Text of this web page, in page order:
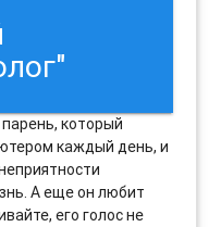
который
каждый день, и
А еще он любит
его голос не